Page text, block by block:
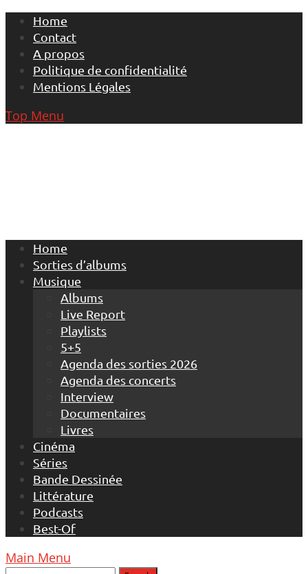
Skip
content
Home
Contact
A propos
Politique de confidentialité
Mentions Légales
Top Menu
Home
Sorties d’albums
Musique
Albums
Live Report
Playlists
5+5
Agenda des sorties 2026
Agenda des concerts
Interview
Documentaires
Livres
Cinéma
Séries
Bande Dessinée
Littérature
Podcasts
Best-Of
Main Menu